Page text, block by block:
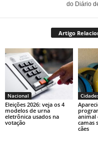
do Diário
Artigo
Nacional
Eleições 2026: veja os 4
modelos de urna
eletrônica usados na
votação
animal
camas
cães